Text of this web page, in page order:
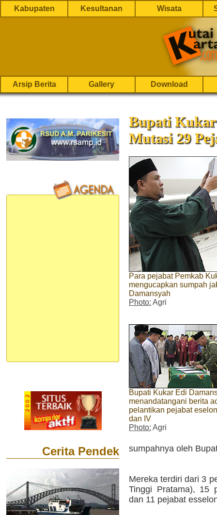
Kabupaten Kesultanan Wisata
Arsip Berita Gallery Download
Cerita Pendek
Bupati
Mutasi 29
Para pejabat Pemkab
mengucapkan sumpah
Damansyah
Photo: Agri
Bupati Kukar Edi
menandatangani berita
pelantikan pejabat
dan IV
Photo: Agri
sumpahnya oleh
Mereka terdiri dari 3
Tinggi Pratama), 15
dan 11 pejabat